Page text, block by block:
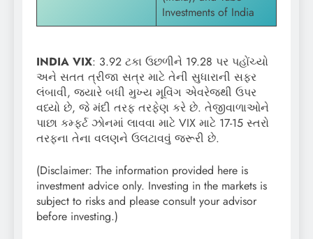
Investments of India
INDIA VIX: 3.92 ટકા ઉછળીને 19.28 પર પહોંચ્યો
અને સતત ત્રીજા સત્ર માટે તેની સુધારાની સફર
લંબાવી, જ્યારે બધી મુખ્ય મૂવિંગ એવરેજથી ઉપર
વધ્યો છે, જે મંદી તરફ તરફેણ કરે છે. તેજીવાળાઓને
પાછા કમ્ફર્ટ ઝોનમાં લાવવા માટે VIX માટે 17-15 સ્તરો
તરફના તેના વલણને ઉલટાવવું જરૂરી છે.
(Disclaimer: The information provided here is
investment advice only. Investing in the markets is
subject to risks and please consult your advisor
before investing.)